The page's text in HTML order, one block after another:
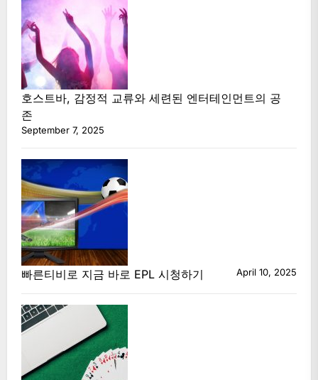
호스트바, 감정적 교류와 세련된 엔터테인먼트의 공
존
September 7, 2025
빠른티비로 지금 바로 EPL 시청하기 April 10, 2025